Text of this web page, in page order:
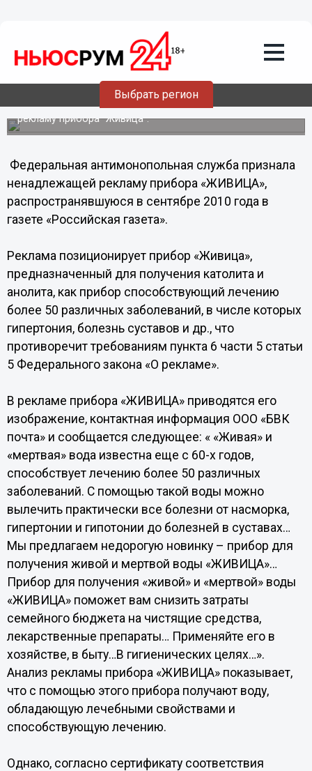
Выбрать регион
31.08.201104:15
УФАС запретила лечение "живой" и
"мертвой" водой
Антимонопольная служба признала ненадлежащей
рекламу прибора "Живица".
Федеральная антимонопольная служба признала
ненадлежащей рекламу прибора «ЖИВИЦА»,
распространявшуюся в сентябре 2010 года в
газете «Российская газета».
Реклама позиционирует прибор «Живица»,
предназначенный для получения католита и
анолита, как прибор способствующий лечению
более 50 различных заболеваний, в числе которых
гипертония, болезнь суставов и др., что
противоречит требованиям пункта 6 части 5 статьи
5 Федерального закона «О рекламе».
В рекламе прибора «ЖИВИЦА» приводятся его
изображение, контактная информация ООО «БВК
почта» и сообщается следующее: « «Живая» и
«мертвая» вода известна еще с 60-х годов,
способствует лечению более 50 различных
заболеваний. С помощью такой воды можно
вылечить практически все болезни от насморка,
гипертонии и гипотонии до болезней в суставах…
Мы предлагаем недорогую новинку – прибор для
получения живой и мертвой воды «ЖИВИЦА»…
Прибор для получения «живой» и «мертвой» воды
«ЖИВИЦА» поможет вам снизить затраты
семейного бюджета на чистящие средства,
лекарственные препараты… Применяйте его в
хозяйстве, в быту…В гигиенических целях…».
Анализ рекламы прибора «ЖИВИЦА» показывает,
что с помощью этого прибора получают воду,
обладающую лечебными свойствами и
способствующую лечению.
Однако, согласно сертификату соответствия